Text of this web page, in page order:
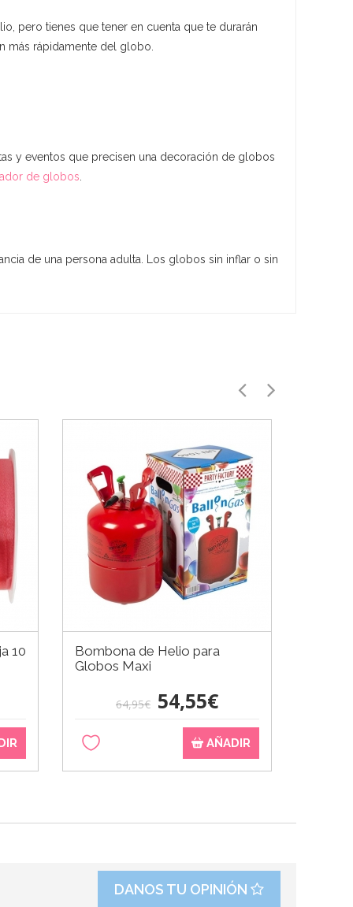
pero tienes que tener en cuenta que te durarán
más rápidamente del globo.
y eventos que precisen una decoración de globos
de globos
de una persona adulta. Los globos sin inflar o sin
10
Bombona de Helio para
Globos Maxi
64,95€ 54,55€
AÑADIR
DANOS TU OPINIÓN